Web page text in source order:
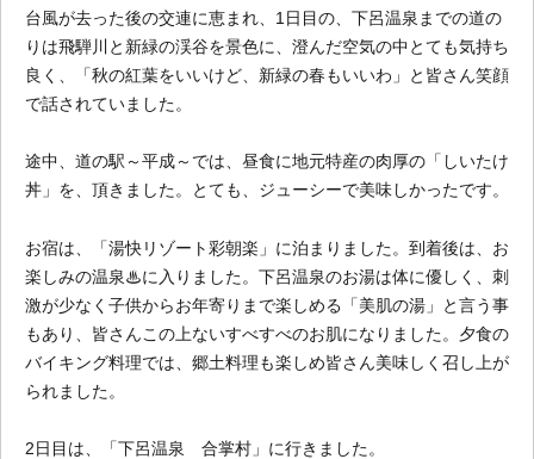
台風が去った後の交連に恵まれ、1日目の、下呂温泉までの道の
りは飛騨川と新緑の渓谷を景色に、澄んだ空気の中とても気持ち
良く、「秋の紅葉をいいけど、新緑の春もいいわ」と皆さん笑顔
で話されていました。
途中、道の駅～平成～では、昼食に地元特産の肉厚の「しいたけ
丼」を、頂きました。とても、ジューシーで美味しかったです。
お宿は、「湯快リゾート彩朝楽」に泊まりました。到着後は、お
楽しみの温泉♨に入りました。下呂温泉のお湯は体に優しく、刺
激が少なく子供からお年寄りまで楽しめる「美肌の湯」と言う事
もあり、皆さんこの上ないすべすべのお肌になりました。夕食の
バイキング料理では、郷土料理も楽しめ皆さん美味しく召し上が
られました。
2日目は、「下呂温泉 合掌村」に行きました。